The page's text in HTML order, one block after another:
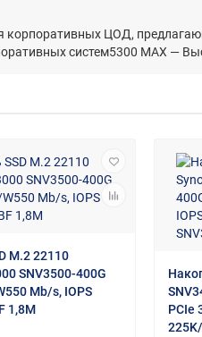
ЦОД,
систем5300 MAX —
M.2 22110
SNV3500-400G
Mb/s, IOPS
1,8M
PCIe